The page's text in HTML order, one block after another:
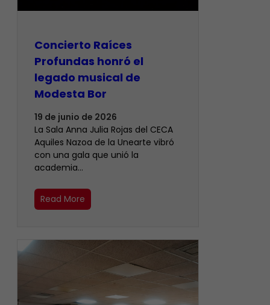
​Concierto Raíces
Profundas honró el
legado musical de
Modesta Bor
19 de junio de 2026
La Sala Anna Julia Rojas del CECA
Aquiles Nazoa de la Unearte vibró
con una gala que unió la
academia…
Read More